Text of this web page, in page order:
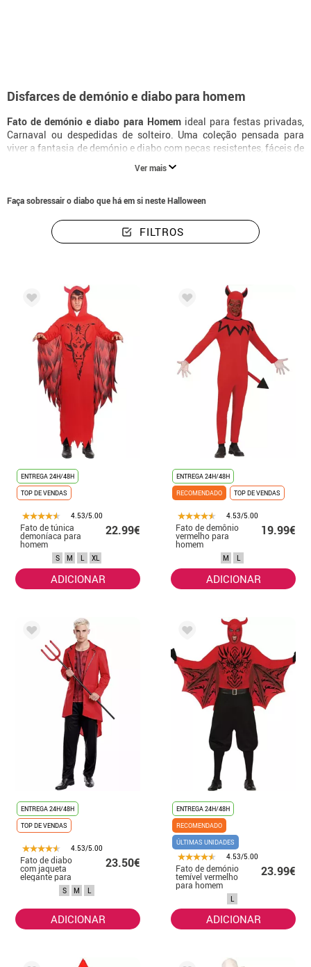
Disfarces de demónio e diabo para homem
Fato de demónio e diabo para Homemideal para festas privadas,
Carnaval ou despedidas de solteiro. Uma coleção pensada para
viver a fantasia de demónio e diabo com peças resistentes, fáceis de
vestir e com um acabamento muito realista.
Ver mais
Faça sobressair o diabo que há em si neste Halloween
FILTROS
ENTREGA 24H/48H
TOP DE VENDAS
4.53/5.00
Fato de túnica
demoníaca para
homem
22.99€
S M L XL
ADICIONAR
ENTREGA 24H/48H
RECOMENDADO
TOP DE VENDAS
4.53/5.00
Fato de demônio
vermelho para
homem
19.99€
M L
ADICIONAR
ENTREGA 24H/48H
TOP DE VENDAS
4.53/5.00
Fato de diabo
com jaqueta
elegante para
homem
23.50€
S M L
ADICIONAR
ENTREGA 24H/48H
RECOMENDADO
ÚLTIMAS UNIDADES
4.53/5.00
Fato de demónio
temível vermelho
para homem
23.99€
L
ADICIONAR